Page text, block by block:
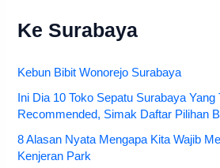
Ke Surabaya
Kebun Bibit Wonorejo Surabaya
Ini Dia 10 Toko Sepatu Surabaya Yang
Recommended, Simak Daftar Pilihan
8 Alasan Nyata Mengapa Kita Wajib
Kenjeran Park